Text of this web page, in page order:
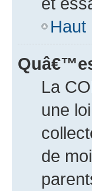
Haut
La
une
de